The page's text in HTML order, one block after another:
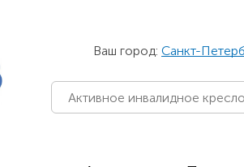
Ваш город: Санкт-